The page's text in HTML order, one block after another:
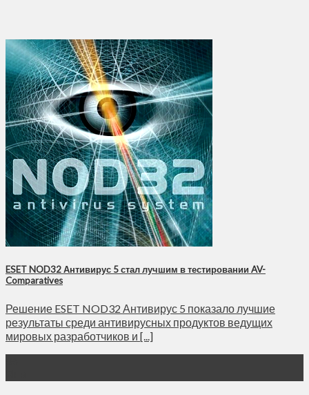
ESET NOD32 Антивирус 5 стал лучшим в тестировании AV-
Comparatives
Решение ESET NOD32 Антивирус 5 показало лучшие
результаты среди антивирусных продуктов ведущих
мировых разработчиков и [...]